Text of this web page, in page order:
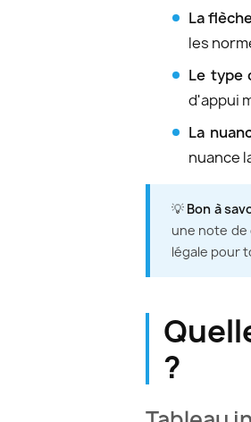
La
les
Le type
d'appui
La
nuance
💡 Bon à
une note de
légale pour
?